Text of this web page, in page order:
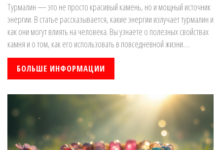
Турмалин — это не просто красивый камень, но и мощный источник
энергии. В статье рассказывается, какие энергии излучает турмалин и
как они могут влиять на человека. Вы узнаете о полезных свойствах
камня и о том, как его использовать в повседневной жизни.
Погружаясь в секреты турмалина, вы откроете для себя его
загадочную силу и практические способы применения.
БОЛЬШЕ ИНФОРМАЦИИ